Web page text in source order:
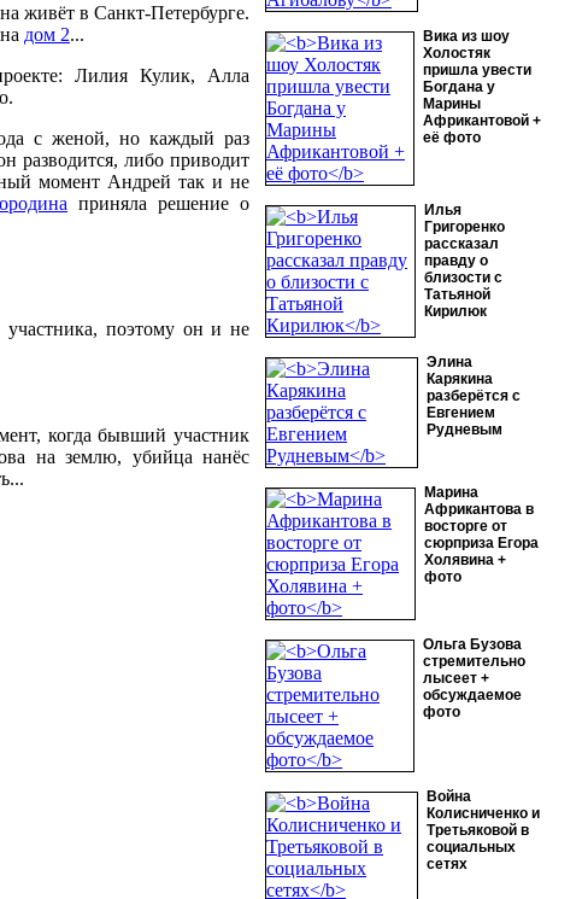
Вика из шоу
Холостяк
пришла увести
Богдана у
Марины
Африкантовой +
её фото
Илья
Григоренко
рассказал
правду о
близости с
Татьяной
Кирилюк
Элина
Карякина
разберётся с
Евгением
Рудневым
Марина
Африкантова в
восторге от
сюрприза Егора
Холявина +
фото
Ольга Бузова
стремительно
лысеет +
обсуждаемое
фото
Война
Колисниченко и
Третьяковой в
социальных
сетях
живёт в Санкт-Петербурге.
дом 2...
Лилия Кулик, Алла
с женой, но каждый раз
разводится, либо приводит
момент Андрей так и не
приняла решение о
поэтому он и не
когда бывший участник
на землю, убийца нанёс